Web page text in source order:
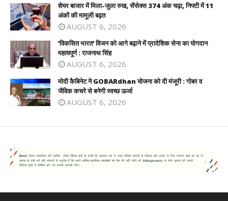
शेयर बाजार में मिला-जुला रुख, सेंसेक्स 374 अंक चढ़ा, निफ्टी में 11
अंकों की मामूली बढ़त
AUGUST 6, 2026
‘विकसित भारत’ विजन को आगे बढ़ाने में प्रादेशिक सेना का योगदान
महत्वपूर्ण : राजनाथ सिंह
AUGUST 6, 2026
मोदी कैबिनेट ने GOBARdhan योजना को दी मंजूरी : गोबर व
जैविक कचरे से बनेगी स्वच्छ ऊर्जा
AUGUST 6, 2026